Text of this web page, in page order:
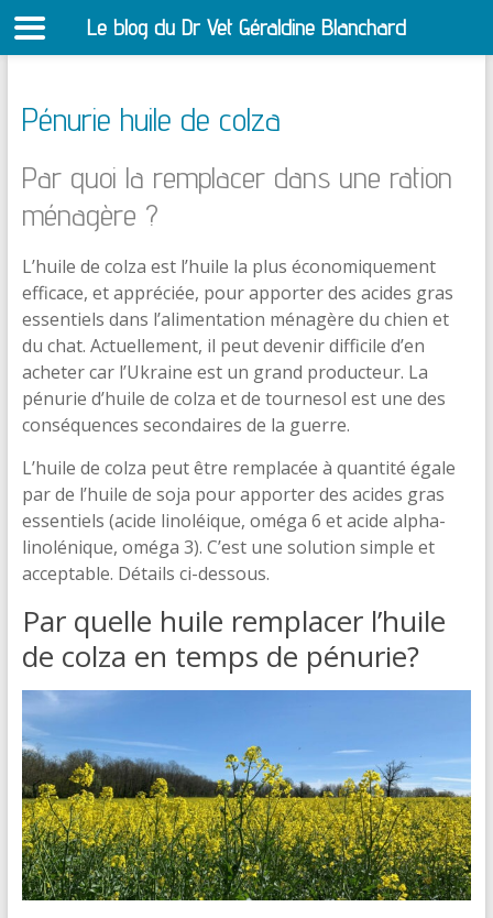
Pénurie huile de colza
Par quoi la remplacer dans une ration
ménagère ?
L’huile de colza est l’huile la plus économiquement
efficace, et appréciée, pour apporter des acides gras
essentiels dans l’alimentation ménagère du chien et
du chat. Actuellement, il peut devenir difficile d’en
acheter car l’Ukraine est un grand producteur. La
pénurie d’huile de colza et de tournesol est une des
conséquences secondaires de la guerre.
L’huile de colza peut être remplacée à quantité égale
par de l’huile de soja pour apporter des acides gras
essentiels (acide linoléique, oméga 6 et acide alpha-
linolénique, oméga 3). C’est une solution simple et
acceptable. Détails ci-dessous.
Par quelle huile remplacer l’huile
de colza en temps de pénurie?
Le blog du Dr Vet Géraldine Blanchard